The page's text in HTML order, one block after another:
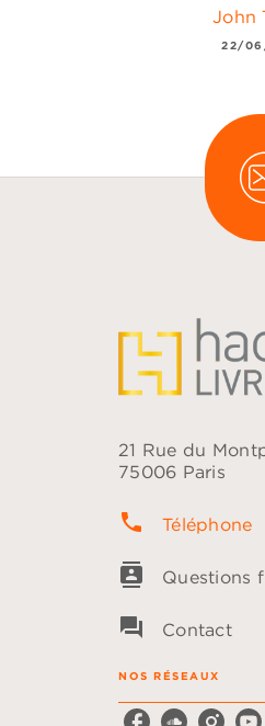
John
22/
21 Rue du
75006 Paris
phone Téléphone
contacts Questions
question_answer Contact
NOS RÉSEAUX